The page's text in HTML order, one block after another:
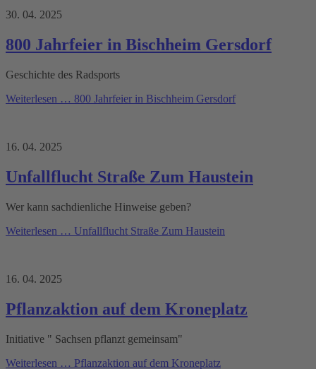
30. 04. 2025
800 Jahrfeier in Bischheim Gersdorf
Geschichte des Radsports
Weiterlesen … 800 Jahrfeier in Bischheim Gersdorf
16. 04. 2025
Unfallflucht Straße Zum Haustein
Wer kann sachdienliche Hinweise geben?
Weiterlesen … Unfallflucht Straße Zum Haustein
16. 04. 2025
Pflanzaktion auf dem Kroneplatz
Initiative " Sachsen pflanzt gemeinsam"
Weiterlesen … Pflanzaktion auf dem Kroneplatz